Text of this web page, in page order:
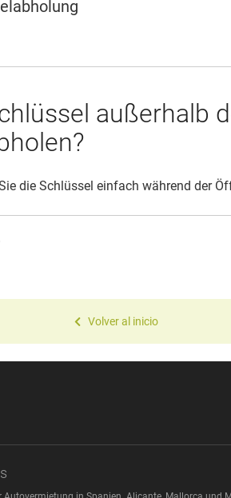
außerhalb
die Schlüssel einfach während der
Volver al inicio